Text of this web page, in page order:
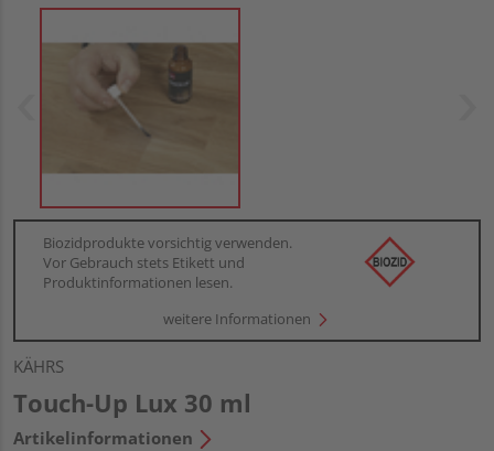
Biozidprodukte vorsichtig verwenden.
Vor Gebrauch stets Etikett und
Produktinformationen lesen.
weitere Informationen
KÄHRS
Touch-Up Lux 30 ml
Artikelinformationen